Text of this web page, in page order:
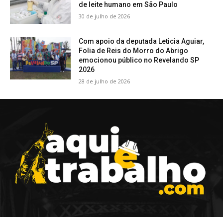
de leite humano em São Paulo
30 de julho de 2026
Com apoio da deputada Leticia Aguiar,
Folia de Reis do Morro do Abrigo
emocionou público no Revelando SP
2026
28 de julho de 2026